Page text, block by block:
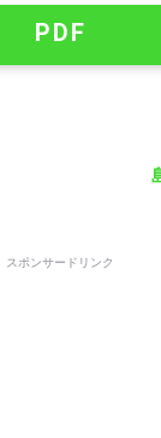
PDF
スポンサードリンク